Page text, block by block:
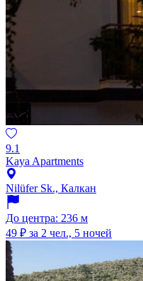
9.1
Kaya Apartments
Nilüfer Sk., Калкан
До центра: 236 м
49 ₽ за 2 чел., 5 ночей